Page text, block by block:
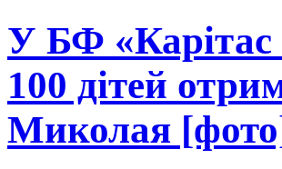
У БФ «Карітас
100 дітей
Миколая